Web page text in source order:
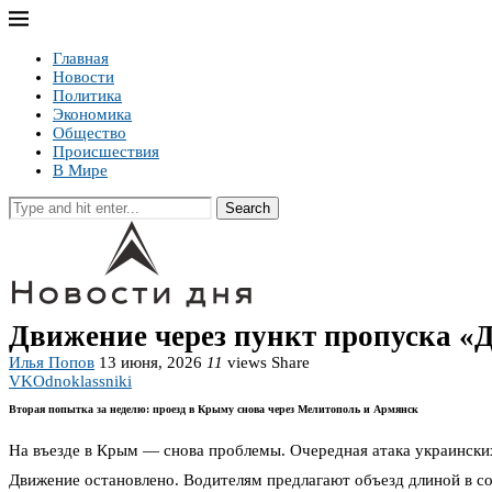
Главная
Новости
Политика
Экономика
Общество
Происшествия
В Мире
Search
Движение через пункт пропуска
Илья Попов 13 июня, 2026 11 views Share
VKOdnoklassniki
Вторая попытка за неделю: проезд в Крыму снова через Мелитополь и Армянск
На въезде в Крым — снова проблемы. Очередная атака
Движение остановлено. Водителям предлагают объезд длиной в